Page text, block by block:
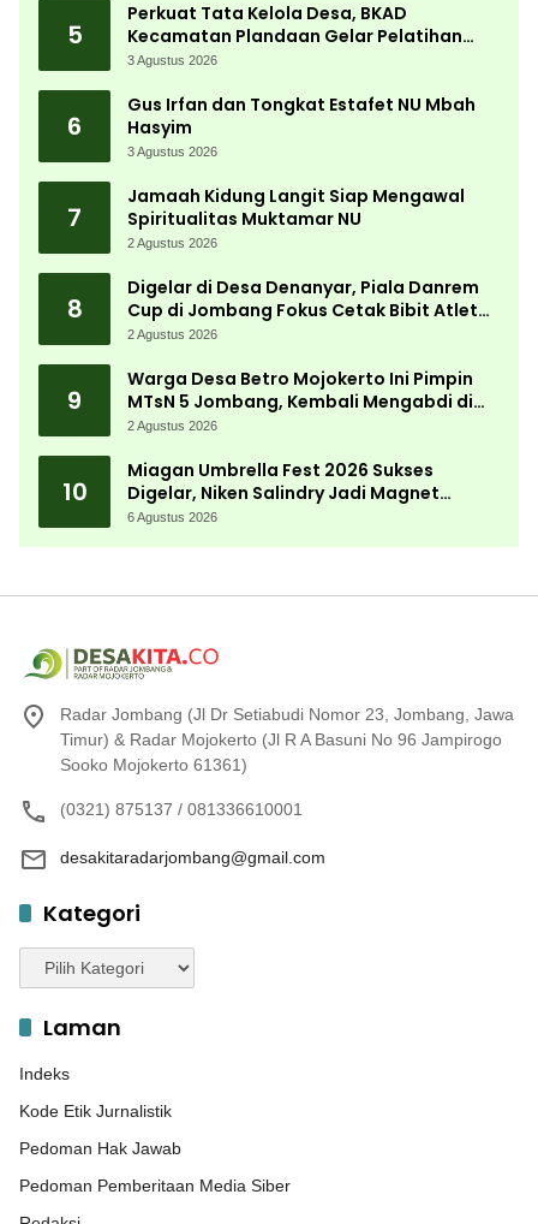
5
Perkuat Tata Kelola Desa, BKAD
Kecamatan Plandaan Gelar Pelatihan
Aparatur Pemdes
3 Agustus 2026
6
Gus Irfan dan Tongkat Estafet NU Mbah
Hasyim
3 Agustus 2026
7
Jamaah Kidung Langit Siap Mengawal
Spiritualitas Muktamar NU
2 Agustus 2026
8
Digelar di Desa Denanyar, Piala Danrem
Cup di Jombang Fokus Cetak Bibit Atlet
Menembak Berprestasi
2 Agustus 2026
9
Warga Desa Betro Mojokerto Ini Pimpin
MTsN 5 Jombang, Kembali Mengabdi di
Almamater
2 Agustus 2026
10
Miagan Umbrella Fest 2026 Sukses
Digelar, Niken Salindry Jadi Magnet
Ribuan Pengunjung
6 Agustus 2026
Radar Jombang (Jl Dr Setiabudi Nomor 23, Jombang, Jawa
Timur) & Radar Mojokerto (Jl R A Basuni No 96 Jampirogo
Sooko Mojokerto 61361)
(0321) 875137 / 081336610001
desakitaradarjombang@gmail.com
Kategori
Kategori
Laman
Indeks
Kode Etik Jurnalistik
Pedoman Hak Jawab
Pedoman Pemberitaan Media Siber